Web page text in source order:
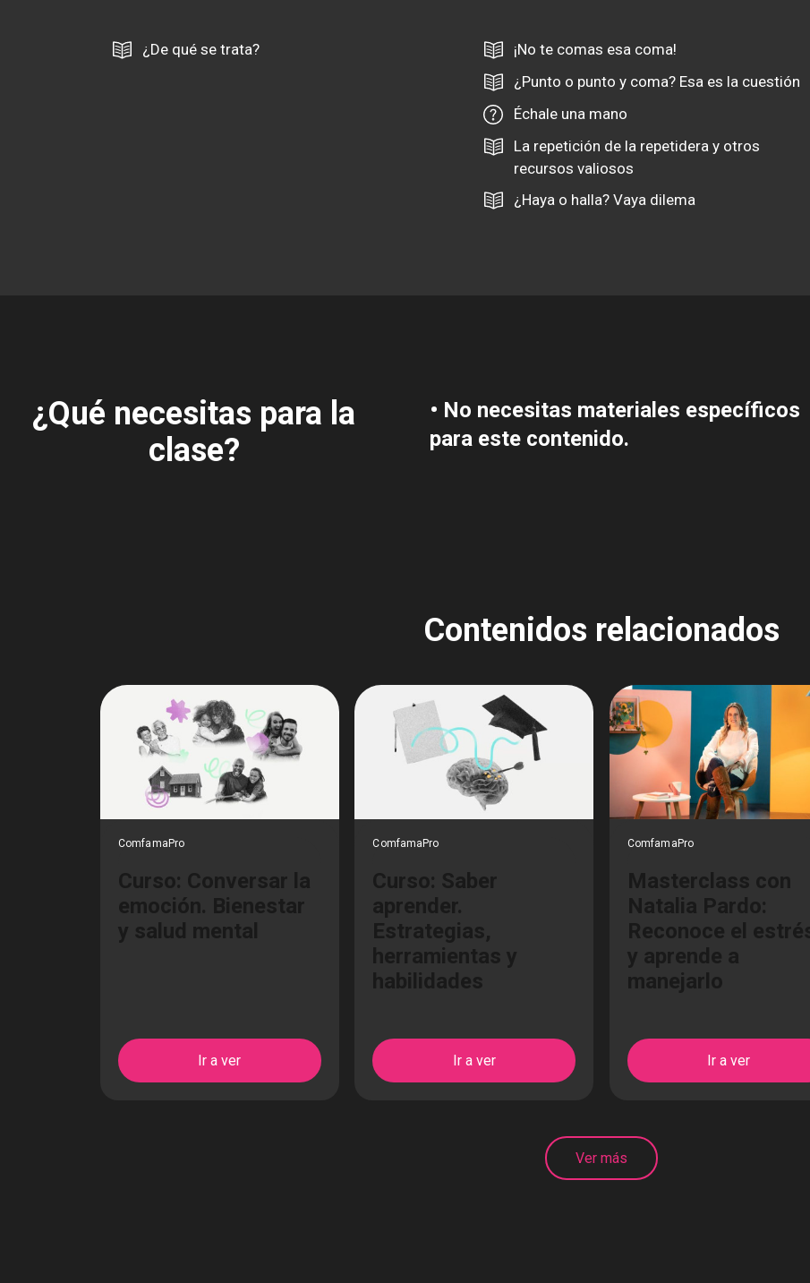
¿De qué se trata?
¡No te comas esa coma!
¿Punto o punto y coma? Esa es la cuestión
Échale una mano
La repetición de la repetidera y otros
recursos valiosos
¿Haya o halla? Vaya dilema
¿Qué necesitas para la
clase?
• No necesitas materiales específicos
para este contenido.
Contenidos relacionados
ComfamaPro
Curso: Conversar la
emoción. Bienestar
y salud mental
Ir a ver
ComfamaPro
Curso: Saber
aprender.
Estrategias,
herramientas y
habilidades
Ir a ver
ComfamaPro
Masterclass con
Natalia Pardo:
Reconoce el estrés
y aprende a
manejarlo
Ir a ver
Ver más